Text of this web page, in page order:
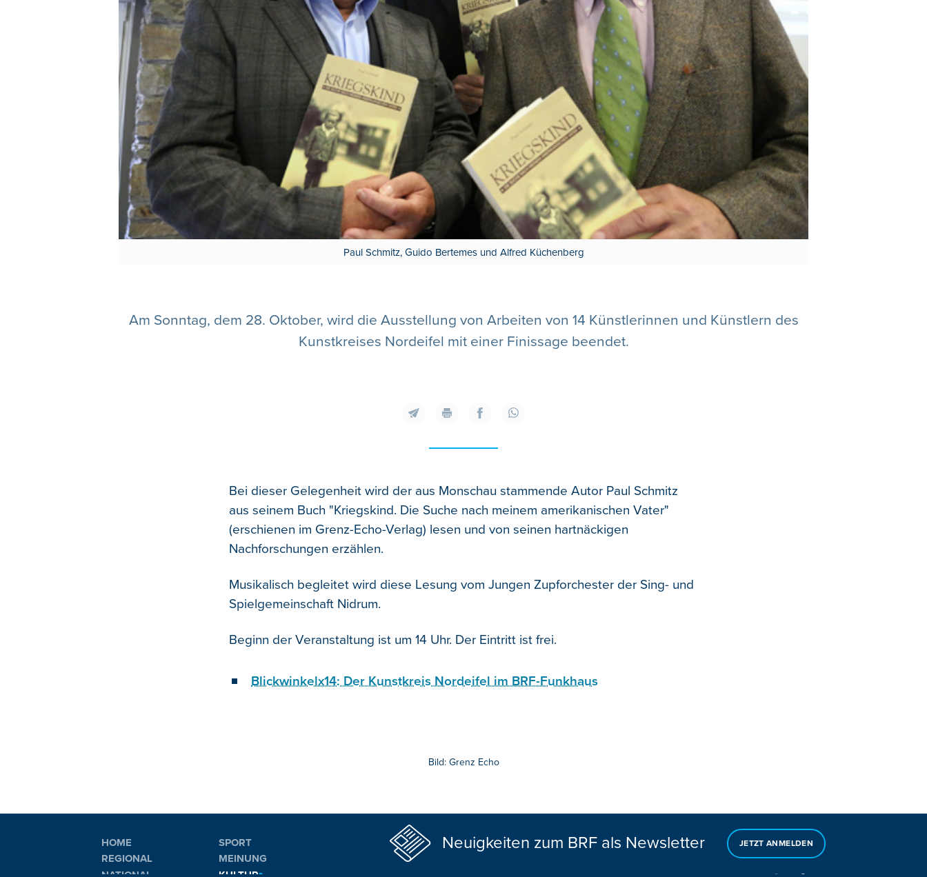
Paul Schmitz, Guido Bertemes und Alfred Küchenberg
Am Sonntag, dem 28. Oktober, wird die Ausstellung von Arbeiten von 14 Künstlerinnen und Künstlern des
Kunstkreises Nordeifel mit einer Finissage beendet.
Bei dieser Gelegenheit wird der aus Monschau stammende Autor Paul Schmitz
aus seinem Buch "Kriegskind. Die Suche nach meinem amerikanischen Vater"
(erschienen im Grenz-Echo-Verlag) lesen und von seinen hartnäckigen
Nachforschungen erzählen.
Musikalisch begleitet wird diese Lesung vom Jungen Zupforchester der Sing- und
Spielgemeinschaft Nidrum.
Beginn der Veranstaltung ist um 14 Uhr. Der Eintritt ist frei.
Blickwinkelx14: Der Kunstkreis Nordeifel im BRF-Funkhaus
Bild: Grenz Echo
HOME
REGIONAL
SPORT
MEINUNG
Neuigkeiten zum BRF als Newsletter JETZT ANMELDEN